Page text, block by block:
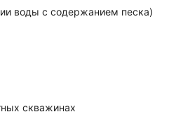
воды с содержанием песка)
скважинах